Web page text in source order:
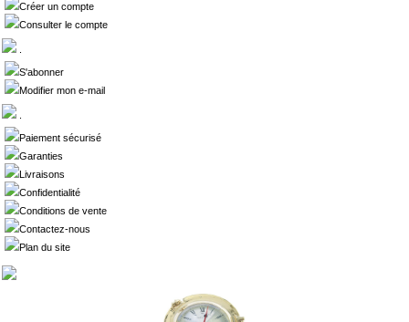
Créer un compte
Consulter le compte
S'abonner
Modifier mon e-mail
Paiement sécurisé
Garanties
Livraisons
Confidentialité
Conditions de vente
Contactez-nous
Plan du site